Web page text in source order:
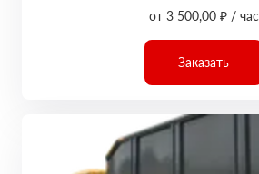
от 3 500,00 ₽ / час
Заказать